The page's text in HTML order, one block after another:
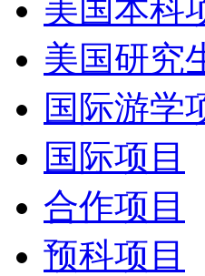
美国本科
美国研究
国际游学
国际项目
合作项目
预科项目